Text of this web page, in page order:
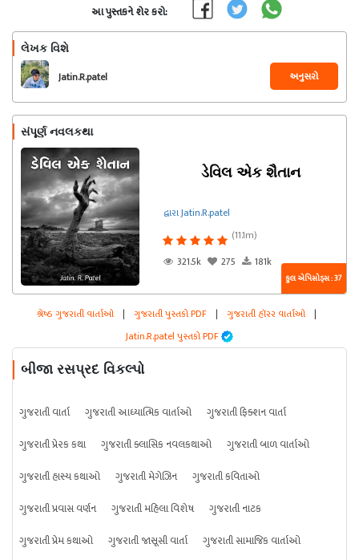
આ પુસ્તકને શેર કરો:
લેખક વિશે
Jatin.R.patel અનુસરો
સંપૂર્ણ નવલકથા
ડેવિલ એક શૈતાન
દ્વારા Jatin.R.patel
(11.1m)
321.5k
275 181k
કુલ એપિસોડ્સ : 37
શ્રેષ્ઠ ગુજરાતી વાર્તાઓ | ગુજરાતી પુસ્તકો PDF | ગુજરાતી હૉરર વાર્તાઓ |
Jatin.R.patel પુસ્તકો PDF
બીજા રસપ્રદ વિકલ્પો
ગુજરાતી વાર્તા ગુજરાતી આધ્યાત્મિક વાર્તાઓ
ગુજરાતી ફિક્શન વાર્તા
ગુજરાતી પ્રેરક કથા
ગુજરાતી ક્લાસિક નવલકથાઓ
ગુજરાતી બાળ વાર્તાઓ
ગુજરાતી હાસ્ય કથાઓ
ગુજરાતી મેગેઝિન
ગુજરાતી કવિતાઓ
ગુજરાતી પ્રવાસ વર્ણન
ગુજરાતી મહિલા વિશેષ
ગુજરાતી નાટક
ગુજરાતી પ્રેમ કથાઓ
ગુજરાતી જાસૂસી વાર્તા ગુજરાતી સામાજિક વાર્તાઓ